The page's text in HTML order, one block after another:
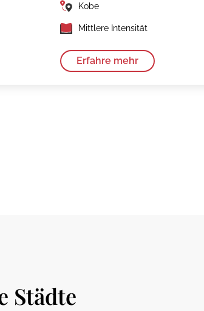
Kobe
Mittlere Intensität
Erfahre mehr
Städte